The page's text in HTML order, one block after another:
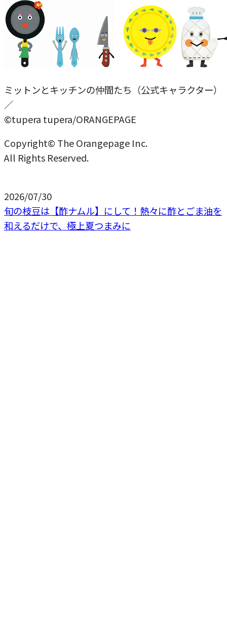
ミットンとキッチンの仲間たち（公式キャラクター）
／
©tupera tupera/ORANGEPAGE
Copyright© The Orangepage Inc.
All Rights Reserved.
2026/07/30
旬の枝豆は【酢ナムル】にして！熱々に酢とごま油を
和えるだけで、極上夏つまみに